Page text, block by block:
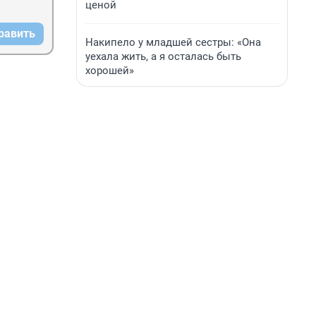
ценой
Накипело у младшей сестры: «Она
уехала жить, а я осталась быть
хорошей»